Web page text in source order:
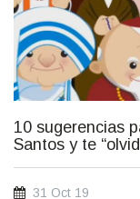
10 sugerencias
Santos y te
31 Oct 19